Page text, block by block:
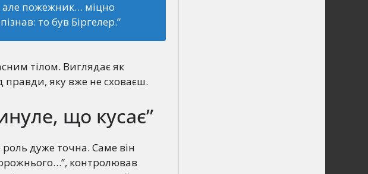
але пожежник… міцно
то був Біргелер.”
тілом. Виглядає як
правди, яку вже не сховаєш.
що кусає”
дуже точна. Саме він
контролював